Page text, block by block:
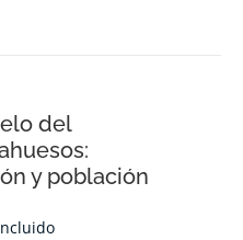
del
y población